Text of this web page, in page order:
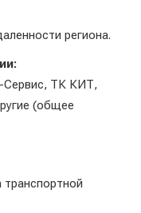
региона.
Сервис, ТК КИТ,
(общее